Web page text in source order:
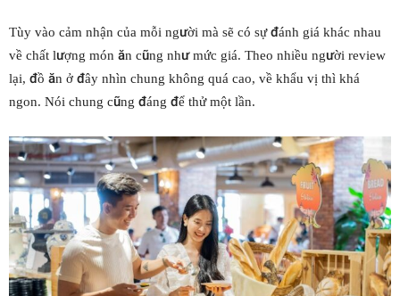
Tùy vào cảm nhận của mỗi người mà sẽ có sự đánh giá khác nhau
về chất lượng món ăn cũng như mức giá. Theo nhiều người review
lại, đồ ăn ở đây nhìn chung không quá cao, về khẩu vị thì khá
ngon. Nói chung cũng đáng để thử một lần.